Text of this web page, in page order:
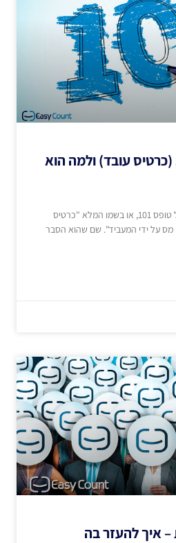
מה הוא טופס 101 (כרטיס עובד) ולמה הוא
היום אנחנו הולכים לדבר על טופס 101, או בשמו המלא "כרטיס
מס על ידי המעביד". שם שהוא הסבר
– איך להעזר בה